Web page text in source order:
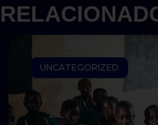
UNCATEGORIZED